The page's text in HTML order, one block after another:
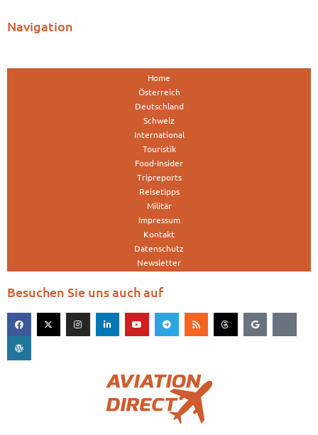
Navigation
Home
Österreich
Deutschland
Schweiz
International
Touristik
Food-Insider
Tripreports
Reisetipps
Militär
Impressum
Kontakt
Datenschutz
Newsletter
Besuchen Sie uns auch auf